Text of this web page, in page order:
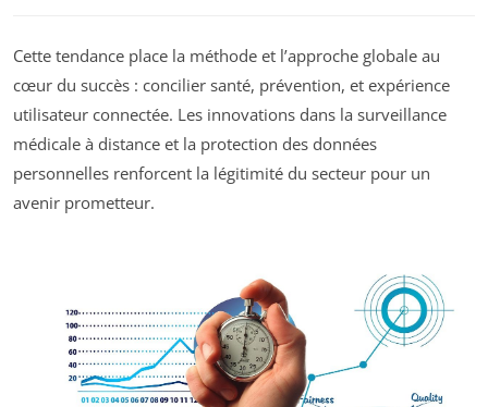
Cette tendance place la méthode et l’approche globale au
cœur du succès : concilier santé, prévention, et expérience
utilisateur connectée. Les innovations dans la surveillance
médicale à distance et la protection des données
personnelles renforcent la légitimité du secteur pour un
avenir prometteur.